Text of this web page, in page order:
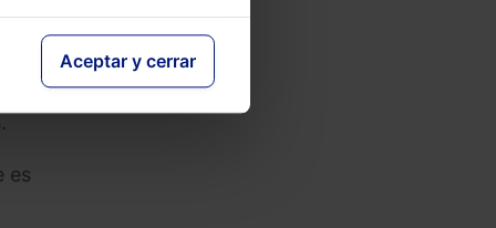
Aceptar y cerrar
es